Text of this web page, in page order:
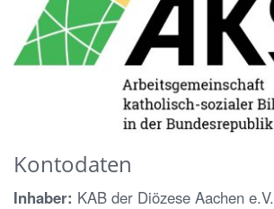
Kontodaten
Inhaber: KAB der Diözese Aachen e.V.